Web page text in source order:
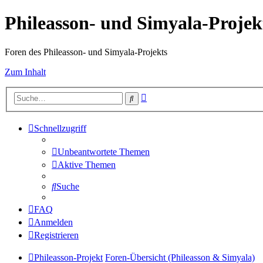
Phileasson- und Simyala-
Foren des Phileasson- und Simyala-Projekts
Zum Inhalt
Suche
Schnellzugriff
Unbeantwortete Themen
Aktive Themen
Suche
FAQ
Anmelden
Registrieren
Phileasson-Projekt Foren-Übersicht (Phileasson & Simyala)